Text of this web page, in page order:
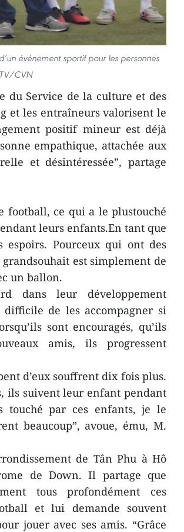
événement sportif pour les personnes
CVN
du Service de la culture et des
et les entraîneurs valorisent le
positif mineur est déjà
empathique, attachée aux
et désintéressée”, partage
football, ce qui a le plustouché
leurs enfants.En tant que
Pourceux qui ont des
est simplement de
un ballon.
dans leur développement
de les accompagner si
sont encouragés, qu’ils
amis, ils progressent
d’eux souffrent dix fois plus.
ils suivent leur enfant pendant
touché par ces enfants, je le
beaucoup”, avoue, ému, M.
de Tân Phu à Hô
de Down. Il partage que
tous profondément ces
et lui demande souvent
jouer avec ses amis. “Grâce